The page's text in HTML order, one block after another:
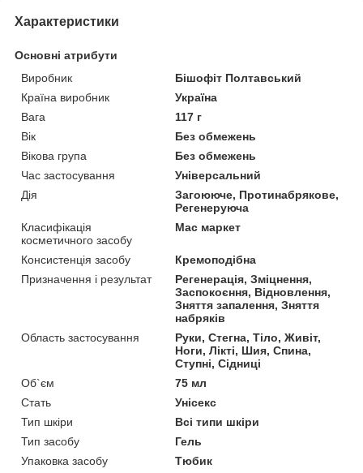
Характеристики
Основні атрибути
Виробник
Бішофіт Полтавський
Країна виробник
Україна
Вага
117 г
Вік
Без обмежень
Вікова група
Без обмежень
Час застосування
Універсальний
Дія
Загоююче, Протинабрякове,
Регенеруюча
Класифікація
косметичного засобу
Мас маркет
Консистенція засобу
Кремоподібна
Призначення і результат
Регенерація, Зміцнення,
Заспокоєння, Відновлення,
Зняття запалення, Зняття
набряків
Область застосування
Руки, Стегна, Тіло, Живіт,
Ноги, Лікті, Шия, Спина,
Ступні, Сідниці
Об`єм
75 мл
Стать
Унісекс
Тип шкіри
Всі типи шкіри
Тип засобу
Гель
Упаковка засобу
Тюбик